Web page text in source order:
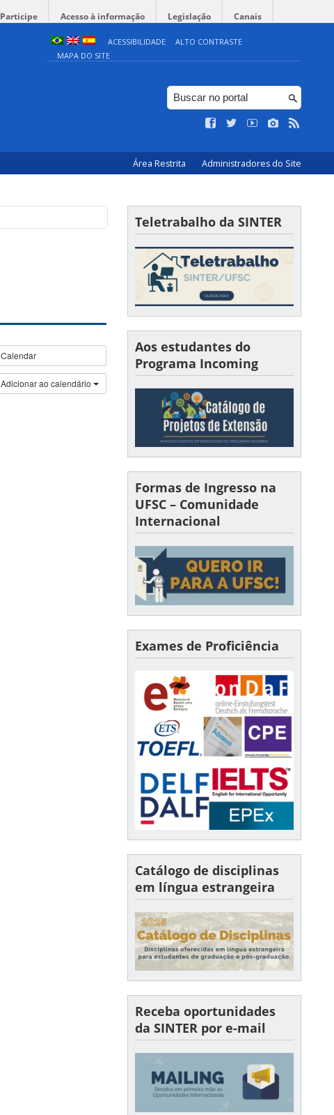
Participe Acesso à informação Legislação Canais
ACESSIBILIDADE
ALTO CONTRASTE
MAPA DO SITE
Área Restrita Administradores do Site
Calendar
Adicionar ao calendário
Teletrabalho da SINTER
Aos estudantes do
Programa Incoming
Formas de Ingresso na
UFSC – Comunidade
Internacional
Exames de Proficiência
Catálogo de disciplinas
em língua estrangeira
Receba oportunidades
da SINTER por e-mail